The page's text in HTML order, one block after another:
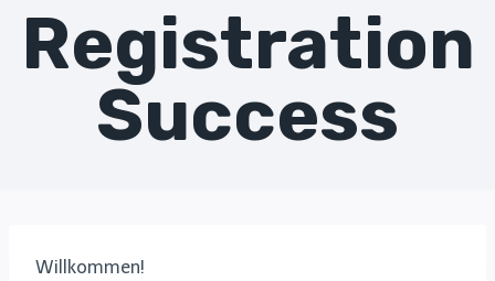
Registration
Success
Willkommen!